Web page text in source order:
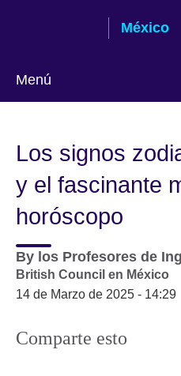
México
Menú
language
Los signos
y el fascinante
horóscopo
By los Profesores de
British Council en México
14 de Marzo de 2025 - 14:29
Comparte esto